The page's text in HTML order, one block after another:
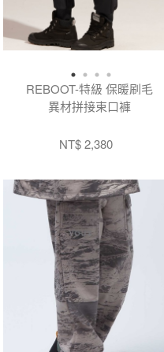
REBOOT-特級 保暖刷毛
異材拼接束口褲
NT$ 2,380